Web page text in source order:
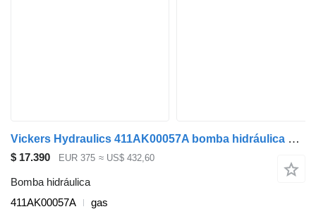
Vickers Hydraulics 411AK00057A bomba hidráulica para Mercedes-Benz Econic (1998-2014) camión
$ 17.390 EUR 375 ≈ US$ 432,60
Bomba hidráulica
411AK00057A
gas